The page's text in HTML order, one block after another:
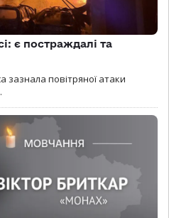
є постраждалі та
зазнала повітряної атаки